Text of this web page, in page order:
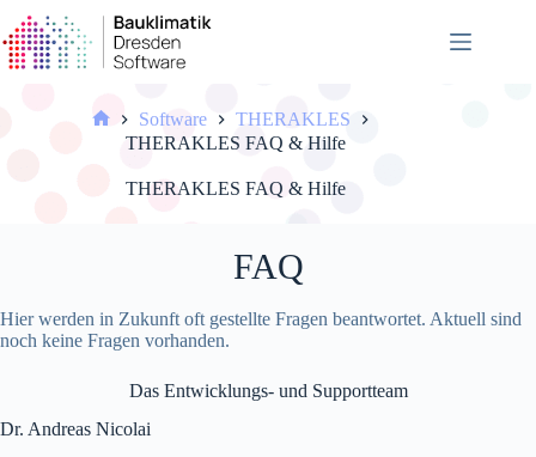
Inhalt
springen
Start
Software
THERAKLES
THERAKLES FAQ & Hilfe
THERAKLES FAQ & Hilfe
FAQ
Hier werden in Zukunft oft gestellte Fragen beantwortet. Aktuell sind
noch keine Fragen vorhanden.
Das Entwicklungs- und Supportteam
Dr. Andreas Nicolai